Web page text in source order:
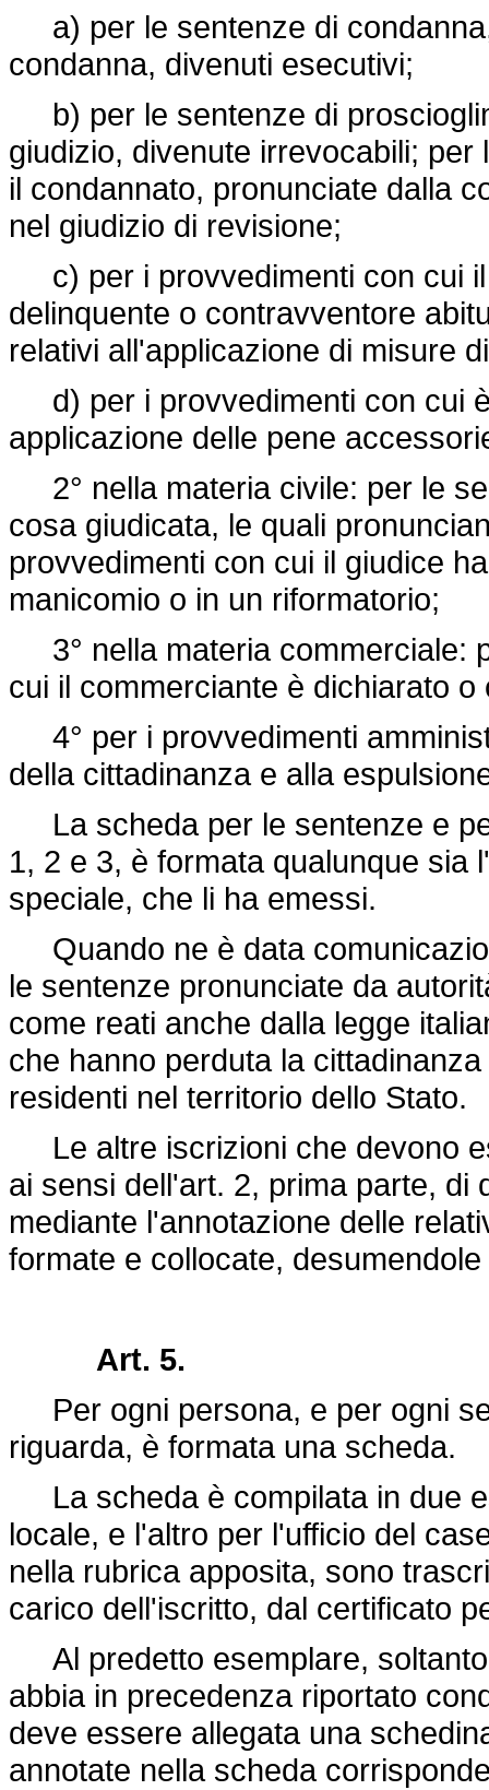
a) per le sentenze di
condanna, divenuti esecutivi;
b) per le sentenze di
giudizio, divenute irrevocabili;
il condannato, pronunciate dalla
nel giudizio di revisione;
c) per i provvedimenti con cui
delinquente o contravventore
relativi all'applicazione di misure
d) per i provvedimenti con cui
applicazione delle pene
2° nella materia civile: per le
cosa giudicata, le quali
provvedimenti con cui il giudice
manicomio o in un riformatorio;
3° nella materia commerciale:
cui il commerciante è dichiarato o
4° per i provvedimenti
della cittadinanza e alla
La scheda per le sentenze e
1, 2 e 3, è formata qualunque sia
speciale, che li ha emessi.
Quando ne è data
le sentenze pronunciate da
come reati anche dalla legge
che hanno perduta la
residenti nel territorio dello Stato.
Le altre iscrizioni che devono
ai sensi dell'art. 2, prima parte, di
mediante l'annotazione delle
formate e collocate,
Art. 5.
Per ogni persona, e per ogni
riguarda, è formata una scheda.
La scheda è compilata in due
locale, e l'altro per l'ufficio del
nella rubrica apposita, sono
carico dell'iscritto, dal certificato
Al predetto esemplare,
abbia in precedenza riportato
deve essere allegata una
annotate nella scheda